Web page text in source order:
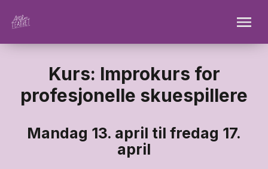
Kurs: Improkurs for
profesjonelle skuespillere
Mandag 13. april til fredag 17.
april